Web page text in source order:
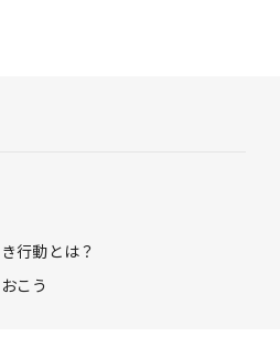
行動とは？
こう